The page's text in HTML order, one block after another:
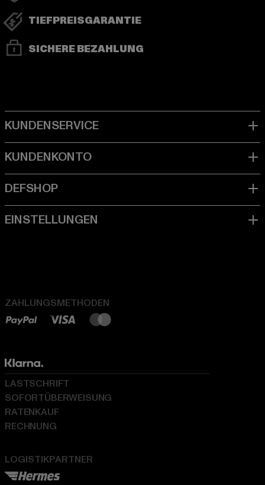
TIEFPREISGARANTIE
SICHERE BEZAHLUNG
ZAHLUNGSMETHODEN
LOGISTIKPARTNER
LASTSCHRIFT
SOFORTÜBERWEISUNG
RATENKAUF
RECHNUNG